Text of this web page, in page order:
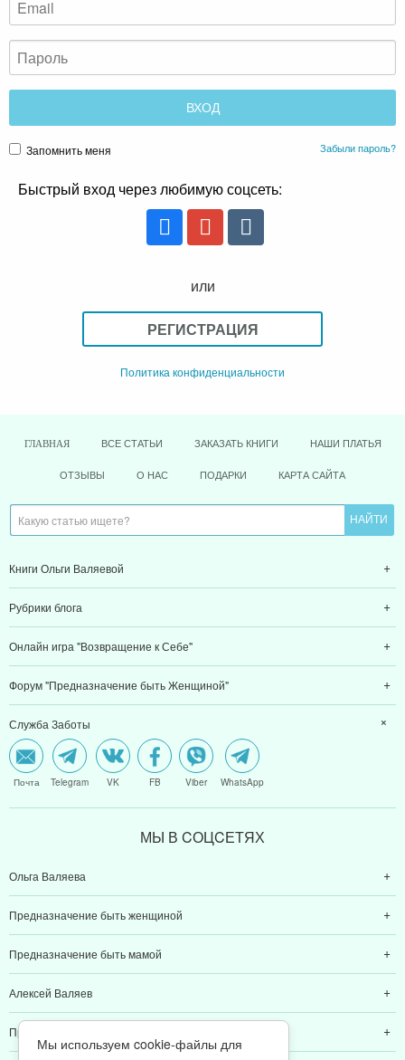
Запомнить меня Забыли пароль?
Быстрый вход через любимую соцсеть:
или
РЕГИСТРАЦИЯ
Политика конфиденциальности
ГЛАВНАЯ ВСЕ СТАТЬИ ЗАКАЗАТЬ КНИГИ НАШИ ПЛАТЬЯ
ОТЗЫВЫ О НАС ПОДАРКИ КАРТА САЙТА
Книги Ольги Валяевой
Рубрики блога
Онлайн игра "Возвращение к Себе"
Форум "Предназначение быть Женщиной"
Служба Заботы
Почта Telegram VK FB Viber WhatsApp
МЫ В CОЦCЕТЯХ
Ольга Валяева
Предназначение быть женщиной
Предназначение быть мамой
Алексей Валяев
Предназначение быть папой
Мы используем cookie-файлы для